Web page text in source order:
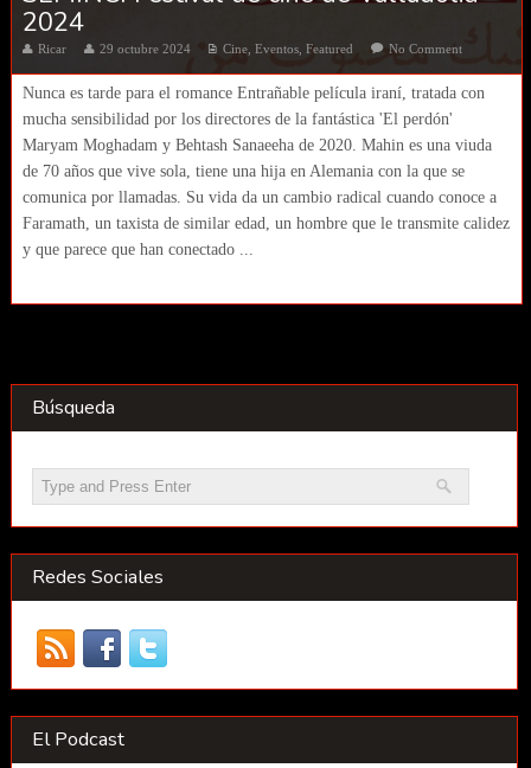
2024
Ricar 29 octubre 2024 Cine, Eventos, Featured No Comment
Nunca es tarde para el romance Entrañable película iraní, tratada con
mucha sensibilidad por los directores de la fantástica 'El perdón'
Maryam Moghadam y Behtash Sanaeeha de 2020. Mahin es una viuda
de 70 años que vive sola, tiene una hija en Alemania con la que se
comunica por llamadas. Su vida da un cambio radical cuando conoce a
Faramath, un taxista de similar edad, un hombre que le transmite calidez
y que parece que han conectado ...
Búsqueda
Redes Sociales
El Podcast